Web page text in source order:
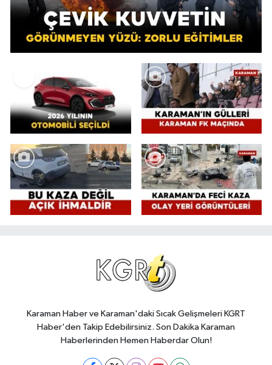
Karaman Haber ve Karaman'daki Sıcak Gelişmeleri KGRT
Haber'den Takip Edebilirsiniz. Son Dakika Karaman
Haberlerinden Hemen Haberdar Olun!